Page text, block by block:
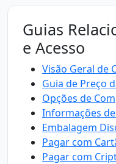
Guias
e Acesso
Visão Geral de
Guia de Preço
Opções de
Informações
Embalagem
Pagar com
Pagar com